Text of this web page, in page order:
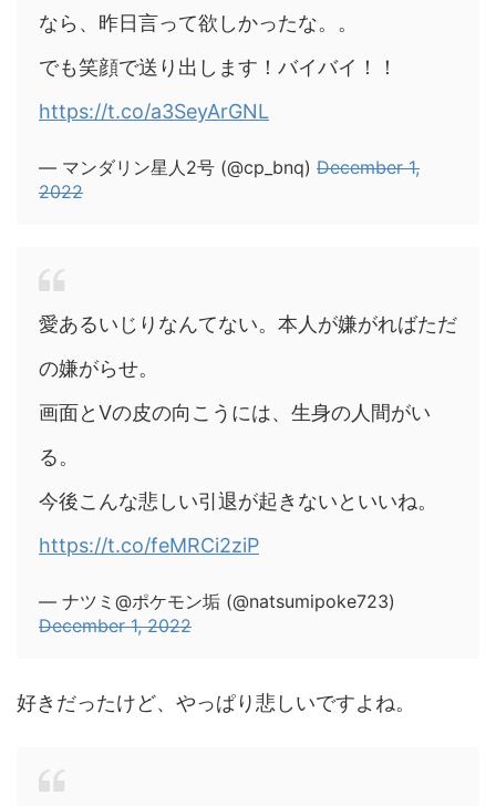
なら、昨日言って欲しかったな。。
でも笑顔で送り出します！バイバイ！！
https://t.co/a3SeyArGNL
— マンダリン星人2号 (@cp_bnq) December 1,
2022
愛あるいじりなんてない。本人が嫌がればただ
の嫌がらせ。
画面とVの皮の向こうには、生身の人間がい
る。
今後こんな悲しい引退が起きないといいね。
https://t.co/feMRCi2ziP
— ナツミ@ポケモン垢 (@natsumipoke723)
December 1, 2022
好きだったけど、やっぱり悲しいですよね。